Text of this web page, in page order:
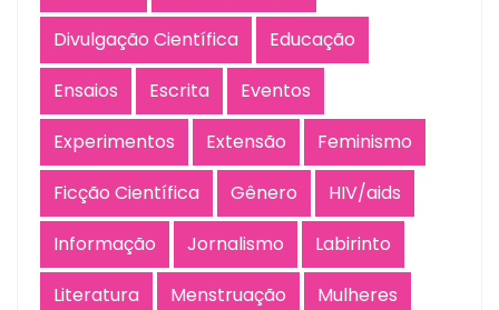
Divulgação Científica
Educação
Ensaios
Escrita
Eventos
Experimentos
Extensão
Feminismo
Ficção Científica
Gênero
HIV/aids
Informação
Jornalismo
Labirinto
Literatura
Menstruação
Mulheres